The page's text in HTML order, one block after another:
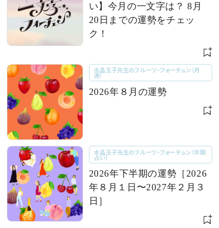
い】今月の一文字は？ 8月
20日までの運勢をチェッ
ク！
水晶玉子先生のフルーツ・フォーチュン（月
運）
2026年８月の運勢
水晶玉子先生のフルーツ・フォーチュン（半期
占い）
2026年下半期の運勢［2026
年８月１日〜2027年２月３
日］